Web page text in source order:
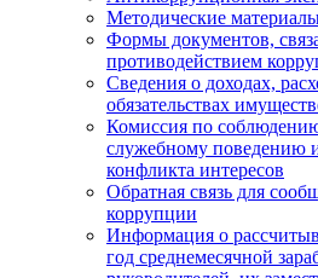
Методические
Формы документов,
противодействием
Сведения о доходах,
обязательствах
Комиссия по
служебному поведению
конфликта интересов
Обратная связь для
коррупции
Информация о
год среднемесячной